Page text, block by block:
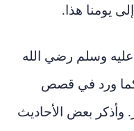
يومنا هذا.
وسلم رضي الله
كما ورد في قصص
وأذكر بعض الأحاديث